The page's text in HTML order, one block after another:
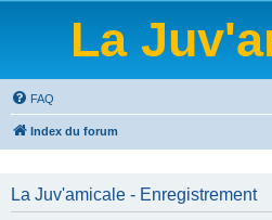
La
FAQ
Index du forum
La Juv'amicale - Enregistrement